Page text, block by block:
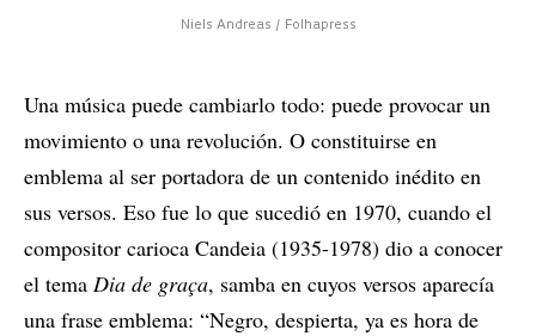
Niels Andreas / Folhapress
Una música puede cambiarlo todo: puede provocar un
movimiento o una revolución. O constituirse en
emblema al ser portadora de un contenido inédito en
sus versos. Eso fue lo que sucedió en 1970, cuando el
compositor carioca Candeia (1935-1978) dio a conocer
el tema Dia de graça, samba en cuyos versos aparecía
una frase emblema: “Negro, despierta, ya es hora de